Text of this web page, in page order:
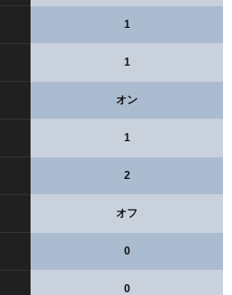
1
1
オン
1
2
オフ
0
0